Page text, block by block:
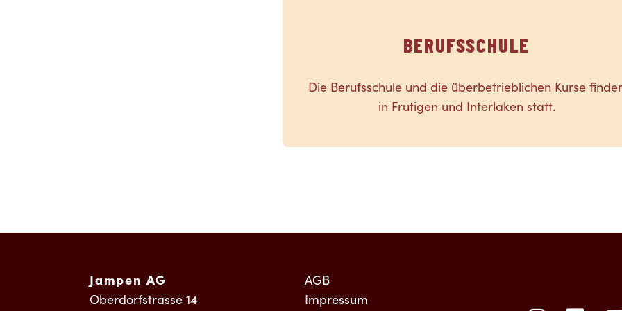
BERUFSSCHULE
Die Berufsschule und die überbetrieblichen Kurse
in Frutigen und Interlaken statt.
Jampen AG
Oberdorfstrasse 14
AGB
Impressum